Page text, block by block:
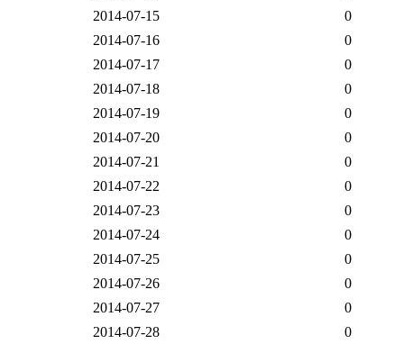
2014-07-15
0
2014-07-16
0
2014-07-17
0
2014-07-18
0
2014-07-19
0
2014-07-20
0
2014-07-21
0
2014-07-22
0
2014-07-23
0
2014-07-24
0
2014-07-25
0
2014-07-26
0
2014-07-27
0
2014-07-28
0